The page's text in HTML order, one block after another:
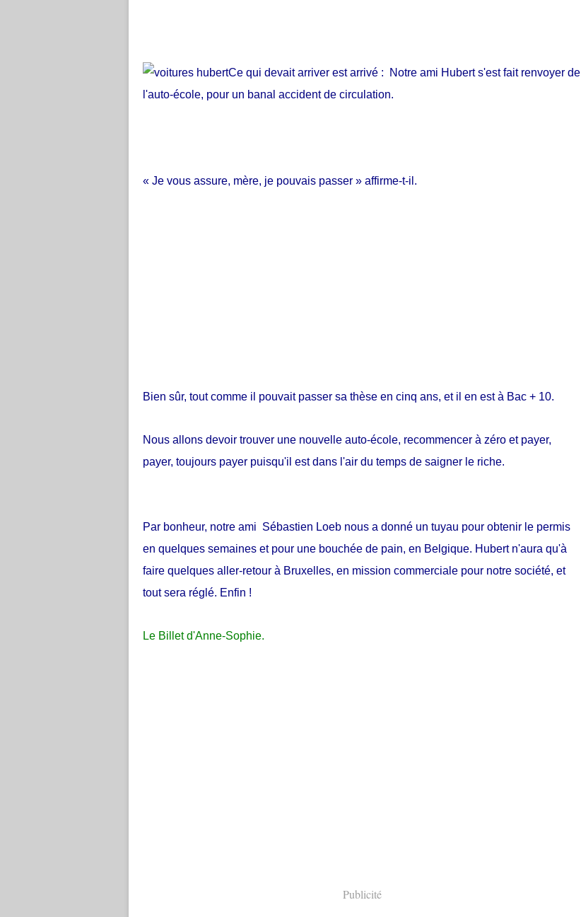
Ce qui devait arriver est arrivé : Notre ami Hubert s'est fait renvoyer de
l'auto-école, pour un banal accident de circulation.
« Je vous assure, mère, je pouvais passer » affirme-t-il.
Bien sûr, tout comme il pouvait passer sa thèse en cinq ans, et il en est à Bac + 10.
Nous allons devoir trouver une nouvelle auto-école, recommencer à zéro et payer,
payer, toujours payer puisqu'il est dans l'air du temps de saigner le riche.
Par bonheur, notre ami Sébastien Loeb nous a donné un tuyau pour obtenir le permis
en quelques semaines et pour une bouchée de pain, en Belgique. Hubert n'aura qu'à
faire quelques aller-retour à Bruxelles, en mission commerciale pour notre société, et
tout sera réglé. Enfin !
Le Billet d'Anne-Sophie.
Publicité